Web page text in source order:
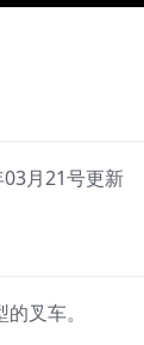
月21号更新
叉车。